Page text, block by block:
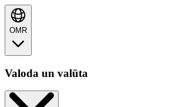
OMR
Valoda un valūta